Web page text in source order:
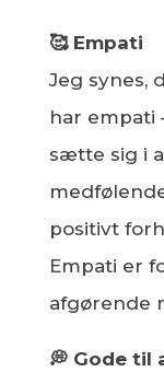
🥰 Empati
Jeg synes,
har empati
sætte sig i
positivt
Empati er
afgørende
💭 Gode til